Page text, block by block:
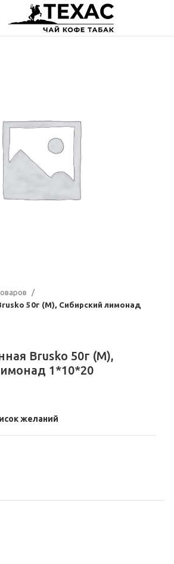
50г (М), Сибирский лимонад
Brusko 50г (М),
1*10*20
желаний